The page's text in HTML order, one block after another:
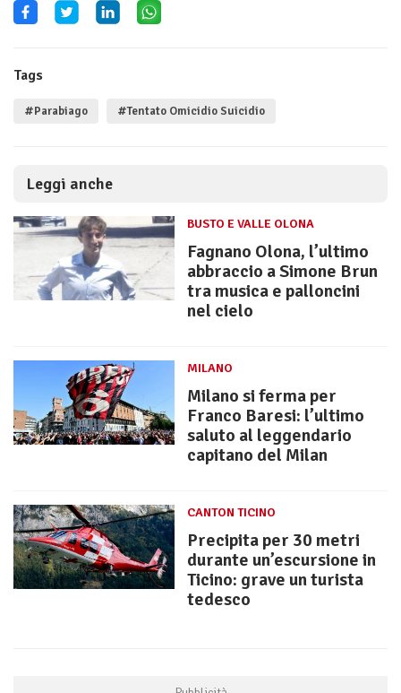
Tags
#Parabiago #Tentato Omicidio Suicidio
Leggi anche
BUSTO E VALLE OLONA
Fagnano Olona, l’ultimo
abbraccio a Simone Brun
tra musica e palloncini
nel cielo
MILANO
Milano si ferma per
Franco Baresi: l’ultimo
saluto al leggendario
capitano del Milan
CANTON TICINO
Precipita per 30 metri
durante un’escursione in
Ticino: grave un turista
tedesco